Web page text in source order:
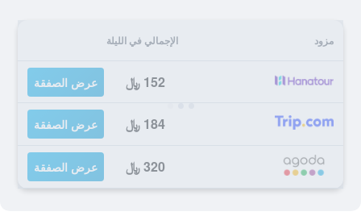
مزود الإجمالي في الليلة
152 ﷼ عرض الصفقة
184 ﷼ عرض الصفقة
320 ﷼ عرض الصفقة